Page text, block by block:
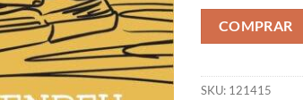
COMPRAR
SKU: 121415